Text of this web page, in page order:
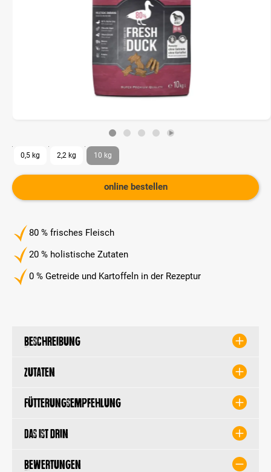
80 % frisches Fleisch
20 % holistische Zutaten
0 % Getreide und Kartoffeln in der Rezeptur
0,5 kg 2,2 kg 10 kg
online bestellen
Beschreibung
Zutaten
Fütterungsempfehlung
Das ist drin
Bewertungen